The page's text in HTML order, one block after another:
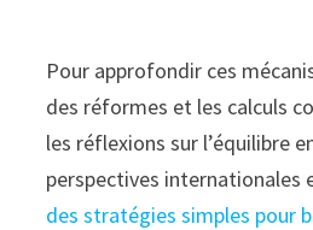
Pour approfondir ces
des réformes et les calculs
les réflexions sur l’équilibre
perspectives internationales
des stratégies simples pour